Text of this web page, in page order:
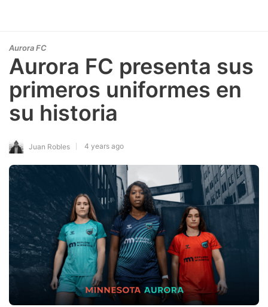
Aurora FC
Aurora FC presenta sus
primeros uniformes en
su historia
Juan Robles 4 years ago